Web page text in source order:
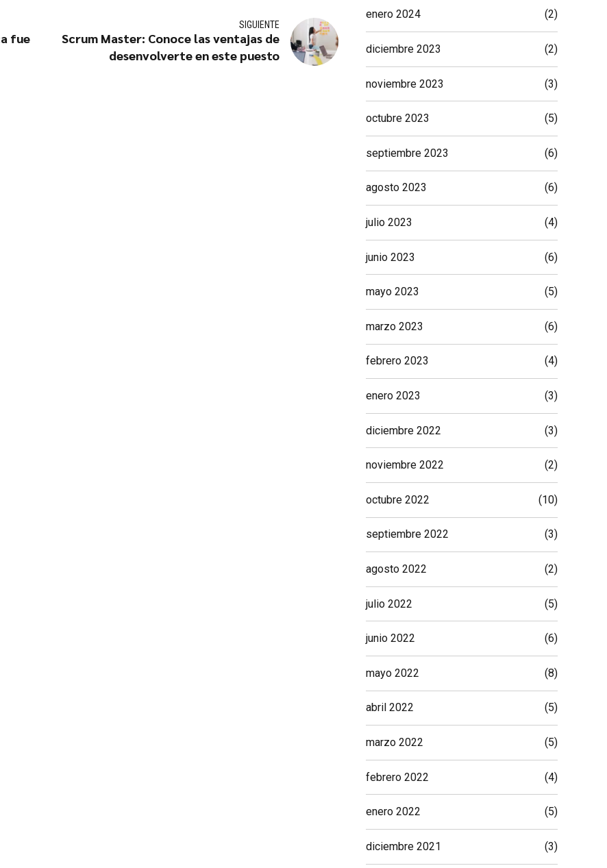
fue
SIGUIENTE
Scrum Master: Conoce las ventajas de
desenvolverte en este puesto
enero 2024 (2)
diciembre 2023 (2)
noviembre 2023 (3)
octubre 2023 (5)
septiembre 2023 (6)
agosto 2023 (6)
julio 2023 (4)
junio 2023 (6)
mayo 2023 (5)
marzo 2023 (6)
febrero 2023 (4)
enero 2023 (3)
diciembre 2022 (3)
noviembre 2022 (2)
octubre 2022 (10)
septiembre 2022 (3)
agosto 2022 (2)
julio 2022 (5)
junio 2022 (6)
mayo 2022 (8)
abril 2022 (5)
marzo 2022 (5)
febrero 2022 (4)
enero 2022 (5)
diciembre 2021 (3)